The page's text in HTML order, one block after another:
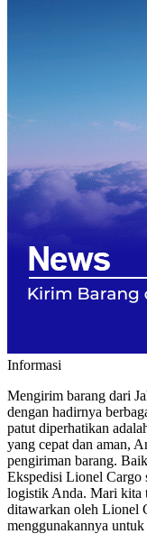
Informasi
Mengirim barang dari
dengan hadirnya
patut diperhatikan
yang cepat dan aman,
pengiriman barang.
Ekspedisi Lionel Cargo
logistik Anda. Mari kita
ditawarkan oleh Lionel
menggunakannya